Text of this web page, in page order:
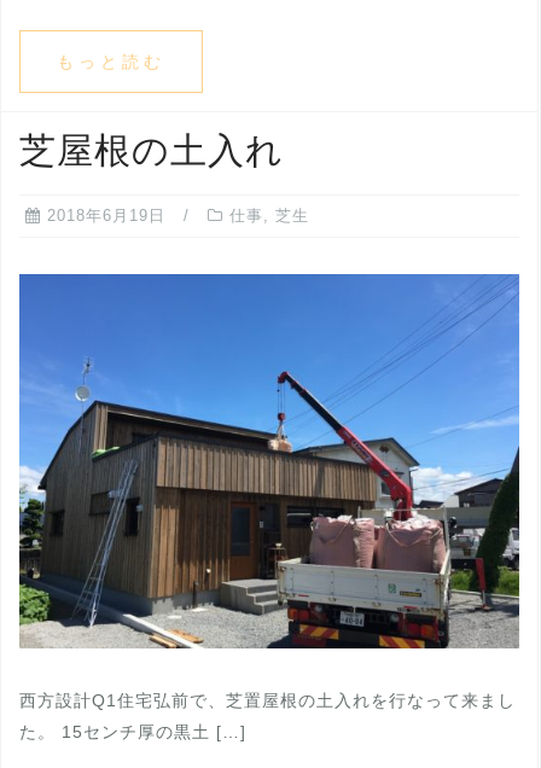
もっと読む
芝屋根の土入れ
2018年6月19日 仕事 芝生
西方設計Q1住宅弘前で、芝置屋根の土入れを行なって来まし
た。 15センチ厚の黒土 […]